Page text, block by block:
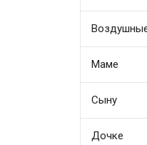
Маме
Сыну
Дочке